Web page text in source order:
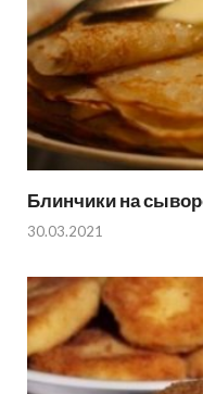
Блинчики на
30.03.2021